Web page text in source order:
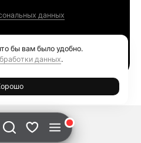
данных
бы вам было удобно.
данных.